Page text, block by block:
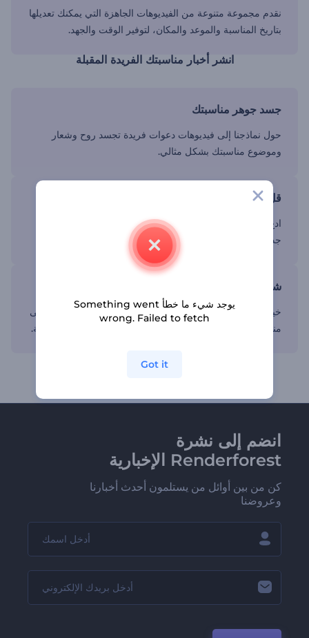
نقدم مجموعة متنوعة من الفيديوهات الجاهزة التي يمكنك تعديلها
بتاريخ المناسبة والموعد والمكان، لتوفير الوقت والجهد.
انشر أخبار مناسبتك الفريدة المقبلة
جسد جوهر مناسبتك
حول نماذجنا إلى فيديوهات دعوات فريدة تجسد روح وشعار
وموضوع مناسبتك بشكل مثالي.
قل وداعاً لتحضير الدعوات
ادع ضيوفك بأناقة واجعلهم يحرصون على تدوين الموعد في
جدول مواعيدهم وترقب موعد الاحتفال الكبير في لهفة.
شارك فيديوهات دعواتك بسهولة
خياراتنا المرنة للمشاركة تتيح لك مشاركة فيديوهات دعواتك على
منصات التواصل الاجتماعي وزيادة عدد جمهورك بمنتهى السهولة.
انضم إلى نشرة
Renderforest الإخبارية
كن من بين أوائل من يستلمون أحدث أخبارنا
وعروضنا
يوجد شيء ما خطأ Something went
wrong. Failed to fetch
Got it